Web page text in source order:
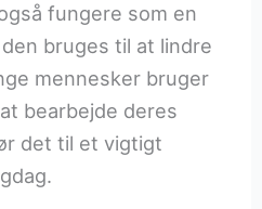
fungere som en
bruges til at lindre
mennesker bruger
bearbejde deres
det til et vigtigt